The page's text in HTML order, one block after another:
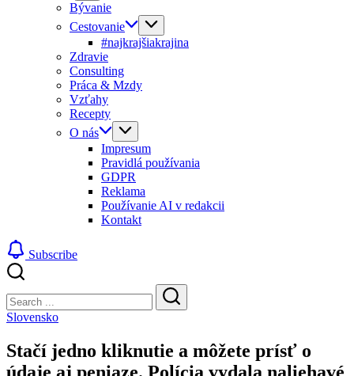
Bývanie
Cestovanie
#najkrajšiakrajina
Zdravie
Consulting
Práca & Mzdy
Vzťahy
Recepty
O nás
Impresum
Pravidlá používania
GDPR
Reklama
Používanie AI v redakcii
Kontakt
Subscribe
Search
Search
Slovensko
Stačí jedno kliknutie a môžete prísť o